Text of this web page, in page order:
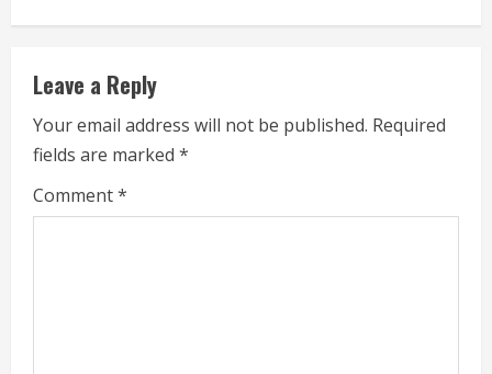
i
n
u
e
R
Leave a Reply
Your email address will not be published. Required
fields are marked *
Comment*